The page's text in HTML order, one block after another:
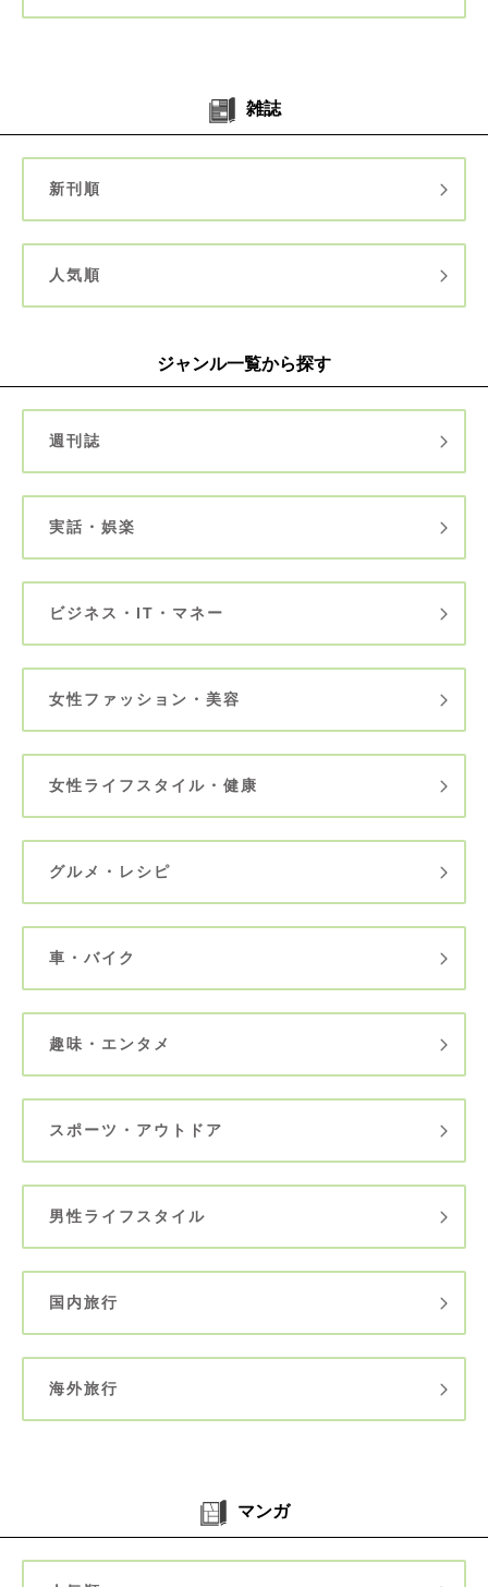
雑誌
新刊順
人気順
ジャンル一覧から探す
週刊誌
実話・娯楽
ビジネス・IT・マネー
女性ファッション・美容
女性ライフスタイル・健康
グルメ・レシピ
車・バイク
趣味・エンタメ
スポーツ・アウトドア
男性ライフスタイル
国内旅行
海外旅行
マンガ